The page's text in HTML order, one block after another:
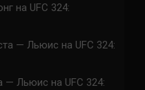
на UFC 324:
— Льюис на UFC 324:
— Льюис на UFC 324: